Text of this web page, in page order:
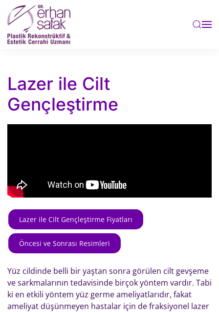
Skip to main content
Lazer ile Cilt
Gençleştirme
Lazer ile Cilt Gençleştirme Fiyatları
Öncesi ve Sonrası Resimleri
Yüz cildinde belli bir yaştan sonra görülen cilt gevşeme
ve sarkmalarının tedavisinde birçok yöntem vardır. Tabi
ki en etkili yöntem yüz germe ameliyatlarıdır, fakat
ameliyat düşünmeyen hastalar için de fraksiyonel lazer